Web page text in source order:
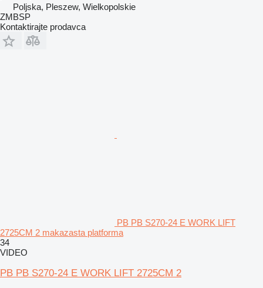
Poljska, Pleszew, Wielkopolskie
ZMBSP
Kontaktirajte prodavca
PB PB S270-24 E WORK LIFT
2725CM 2 makazasta platforma
34
VIDEO
PB PB S270-24 E WORK LIFT 2725CM 2